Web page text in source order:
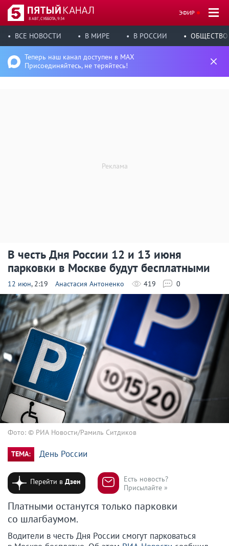
8 АВГ, СУББОТА, 9:34
ЭФИР
ВСЕ НОВОСТИ В МИРЕ В РОССИИ ОБЩЕСТВО
Теперь наш канал доступен в MAX
Присоединяйтесь, не теряйтесь!
В честь Дня России 12 и 13 июня
парковки в Москве будут бесплатными
12 июн, 2:19 Анастасия Антоненко 419 0
Фото: © РИА Новости/Рамиль Ситдиков
ТЕМА: День России
Перейти вДзен
Есть новость?
Присылайте »
Платными останутся только парковки
со шлагбаумом.
Водители в честь Дня России смогут парковаться